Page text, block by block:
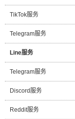
TikTok服务
Telegram服务
Line服务
Telegram服务
Discord服务
Reddit服务